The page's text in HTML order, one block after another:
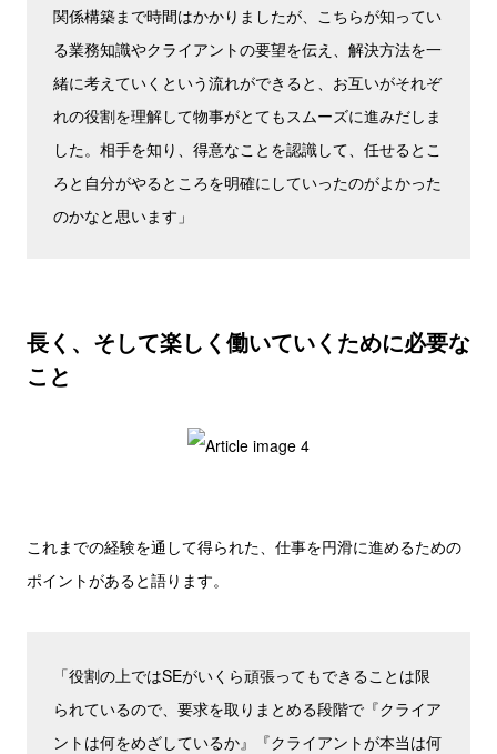
関係構築まで時間はかかりましたが、こちらが知ってい
る業務知識やクライアントの要望を伝え、解決方法を一
緒に考えていくという流れができると、お互いがそれぞ
れの役割を理解して物事がとてもスムーズに進みだしま
した。相手を知り、得意なことを認識して、任せるとこ
ろと自分がやるところを明確にしていったのがよかった
のかなと思います」
長く、そして楽しく働いていくために必要な
こと
これまでの経験を通して得られた、仕事を円滑に進めるための
ポイントがあると語ります。
「役割の上ではSEがいくら頑張ってもできることは限
られているので、要求を取りまとめる段階で『クライア
ントは何をめざしているか』『クライアントが本当は何